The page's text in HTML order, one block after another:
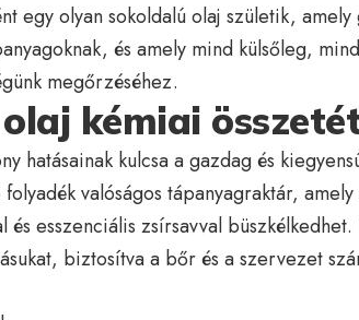
egy olyan sokoldalú olaj születik, amely
és amely mind külsőleg, mind
megőrzéséhez.
kémiai
hatásainak kulcsa a gazdag és
valóságos tápanyagraktár, amely
esszenciális zsírsavval büszkélkedhet.
biztosítva a bőr és a szervezet